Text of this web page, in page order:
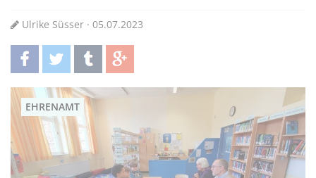
Ulrike Süsser · 05.07.2023
teilentwittern teilen teilen
EHRENAMT